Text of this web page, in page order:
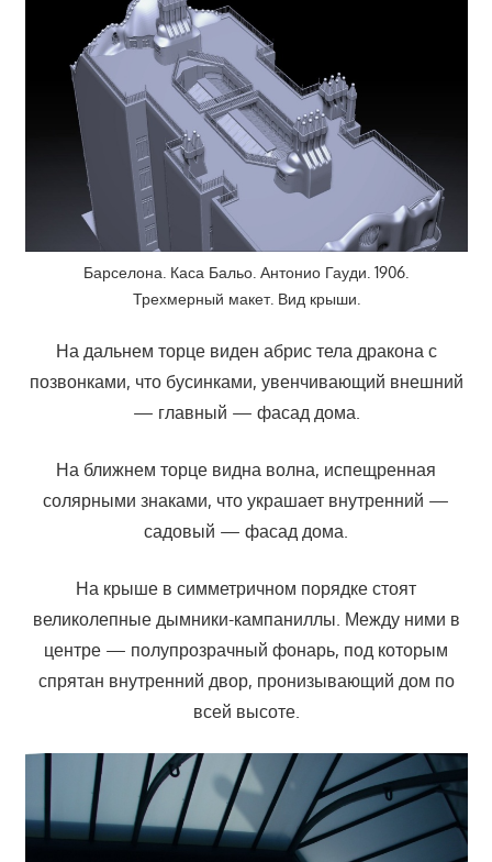
Барселона. Каса Бальо. Антонио Гауди. 1906.
Трехмерный макет. Вид крыши.
На дальнем торце виден абрис тела дракона с
позвонками, что бусинками, увенчивающий внешний
— главный — фасад дома.
На ближнем торце видна волна, испещренная
солярными знаками, что украшает внутренний —
садовый — фасад дома.
На крыше в симметричном порядке стоят
великолепные дымники-кампаниллы. Между ними в
центре — полупрозрачный фонарь, под которым
спрятан внутренний двор, пронизывающий дом по
всей высоте.